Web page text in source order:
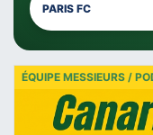
PARIS FC
ÉQUIPE MESSIEURS /